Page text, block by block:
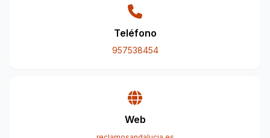
Teléfono
957538454
Web